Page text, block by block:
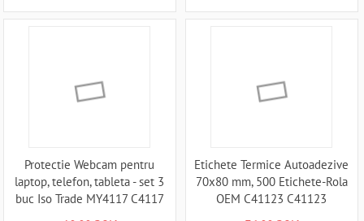
Protectie Webcam pentru
laptop, telefon, tableta - set 3
buc Iso Trade MY4117 C4117
Etichete Termice Autoadezive
70x80 mm, 500 Etichete-Rola
OEM C41123 C41123